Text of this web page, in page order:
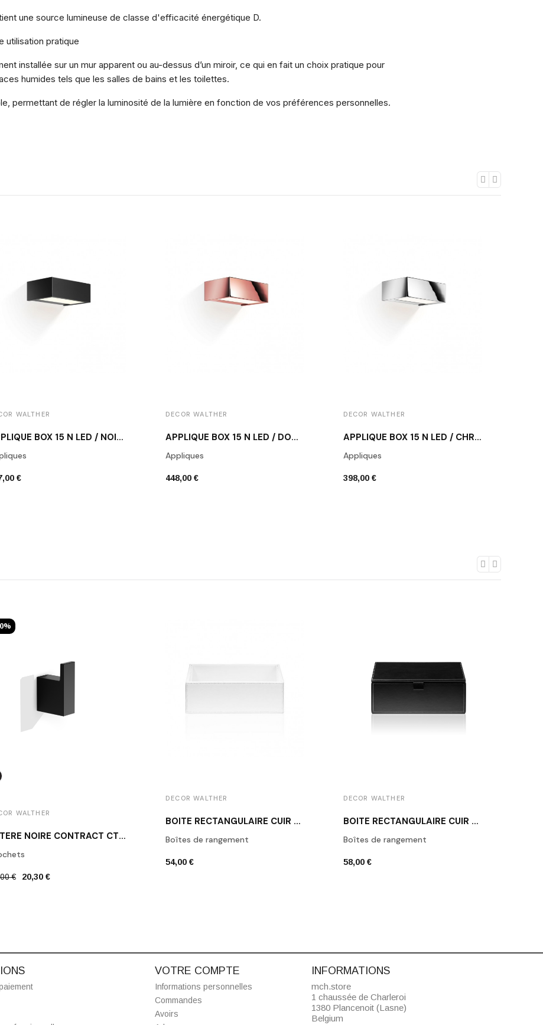
une source lumineuse de classe d'efficacité énergétique D.
utilisation pratique
installée sur un mur apparent ou au-dessus d’un miroir, ce qui en fait un choix pratique pour
humides tels que les salles de bains et les toilettes.
permettant de régler la luminosité de la lumière en fonction de vos préférences personnelles.
WALTHER
APPLIQUE BOX 15 N LED / NOIR MAT
€
DECOR WALTHER
APPLIQUE BOX 15 N LED / DORÉ ROSE
Appliques
448,00 €
DECOR WALTHER
APPLIQUE BOX 15 N LED / CHROME POLI
Appliques
398,00 €
WALTHER
PATÈRE NOIRE CONTRACT CT HAK1 DECOR WALTHER
€ 20,30 €
DECOR WALTHER
BOÎTE RECTANGULAIRE CUIR BLANC BROWNIE BOD2
Boîtes de rangement
54,00 €
DECOR WALTHER
BOÎTE RECTANGULAIRE CUIR NOIR BROWNIE BMD2
Boîtes de rangement
58,00 €
VOTRE COMPTE
Informations personnelles
Commandes
Avoirs
INFORMATIONS
mch.store
1 chaussée de Charleroi
1380 Plancenoit (Lasne)
Belgium